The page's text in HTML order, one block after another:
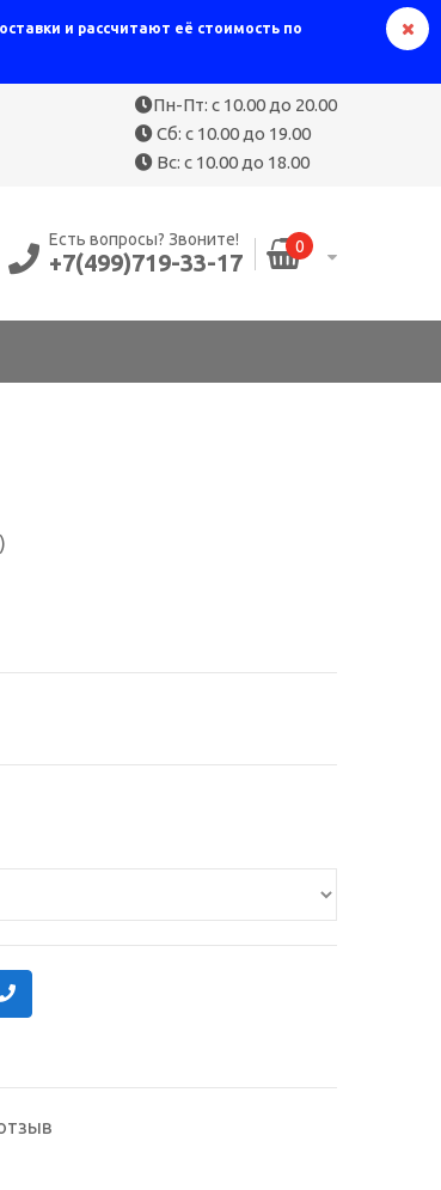
и рассчитают её стоимость по
Пн-Пт: с 10.00 до 20.00
Сб: с 10.00 до 19.00
Вс: с 10.00 до 18.00
Есть вопросы? Звоните!
+7(499)719-33-17
0